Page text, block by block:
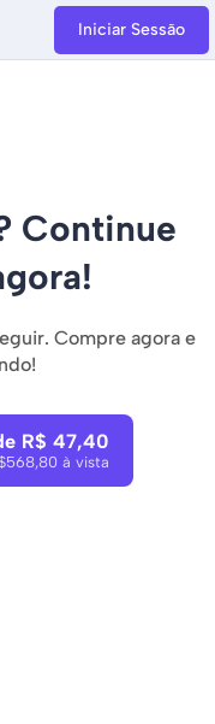
Iniciar Sessão
Continue
Compre agora e
R$ 47,40
à vista